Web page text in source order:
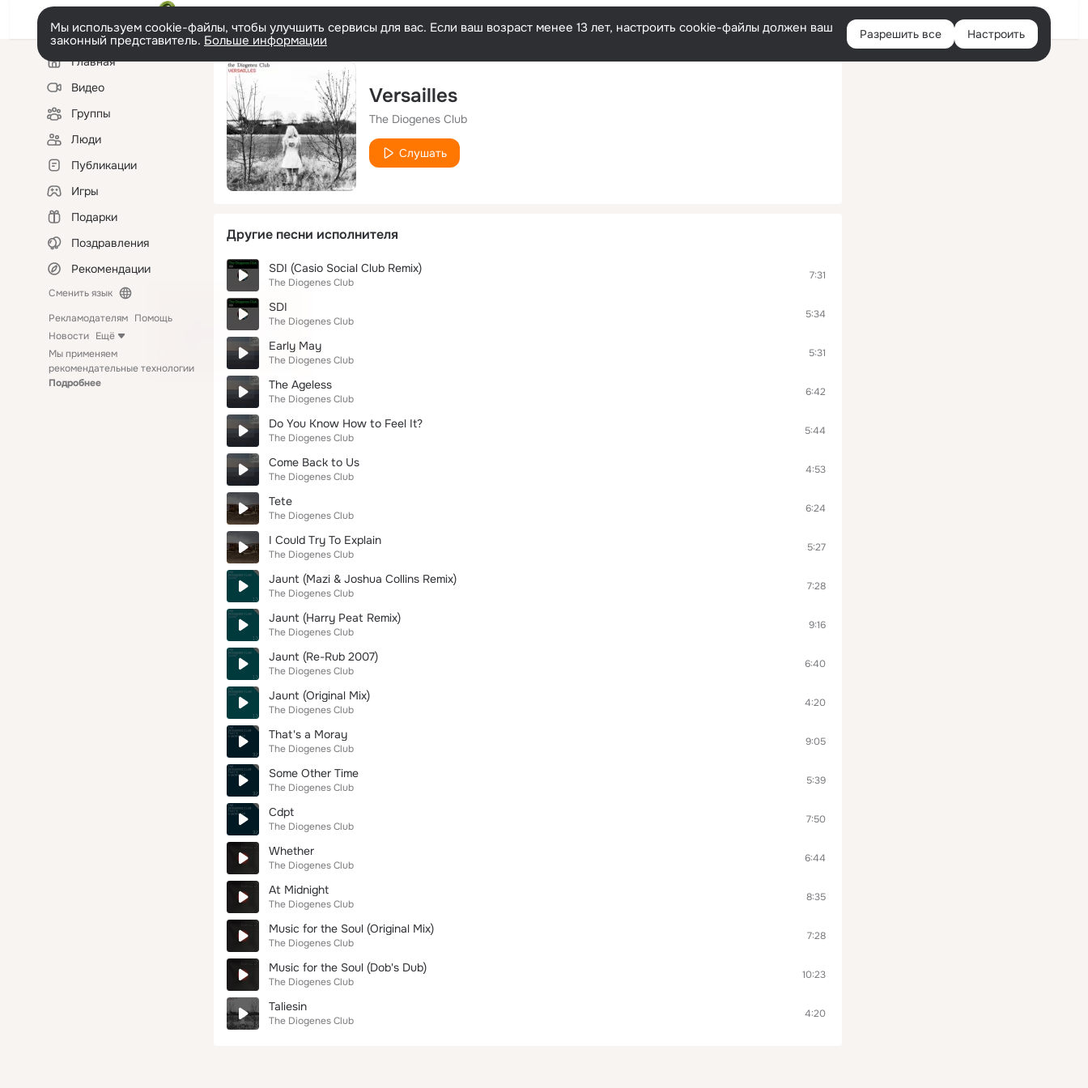
Войти
Мы используем cookie-файлы, чтобы улучшить сервисы для вас. Если ваш возраст менее 13 лет, настроить cookie-файлы должен ваш
законный представитель. Больше информации Разрешить все Настроить
Левая
колонкаГлавная
Видео
Группы
Люди
Публикации
Игры
Подарки
Поздравления
Рекомендации
Сменить язык
Рекламодателям Помощь
Новости Ещё
Мы применяем
рекомендательные технологии
Подробнее
Versailles
The Diogenes Club
Слушать
Другие песни исполнителя
SDI (Casio Social Club Remix)
The Diogenes Club
7:31
SDI
The Diogenes Club
5:34
Early May
The Diogenes Club
5:31
The Ageless
The Diogenes Club
6:42
Do You Know How to Feel It?
The Diogenes Club
5:44
Come Back to Us
The Diogenes Club
4:53
Tete
The Diogenes Club
6:24
I Could Try To Explain
The Diogenes Club
5:27
Jaunt (Mazi & Joshua Collins Remix)
The Diogenes Club
7:28
Jaunt (Harry Peat Remix)
The Diogenes Club
9:16
Jaunt (Re-Rub 2007)
The Diogenes Club
6:40
Jaunt (Original Mix)
The Diogenes Club
4:20
That's a Moray
The Diogenes Club
9:05
Some Other Time
The Diogenes Club
5:39
Cdpt
The Diogenes Club
7:50
Whether
The Diogenes Club
6:44
At Midnight
The Diogenes Club
8:35
Music for the Soul (Original Mix)
The Diogenes Club
7:28
Music for the Soul (Dob's Dub)
The Diogenes Club
10:23
Taliesin
The Diogenes Club
4:20